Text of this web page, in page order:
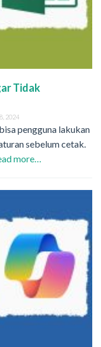
Tidak
2024
pengguna lakukan
sebelum cetak.
more…